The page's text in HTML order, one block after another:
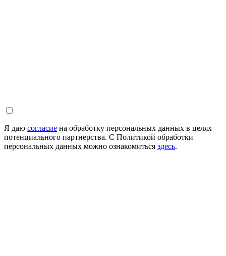
Я даю согласие на обработку персональных данных в целях
потенциального партнерства. С Политикой обработки
персональных данных можно ознакомиться здесь.